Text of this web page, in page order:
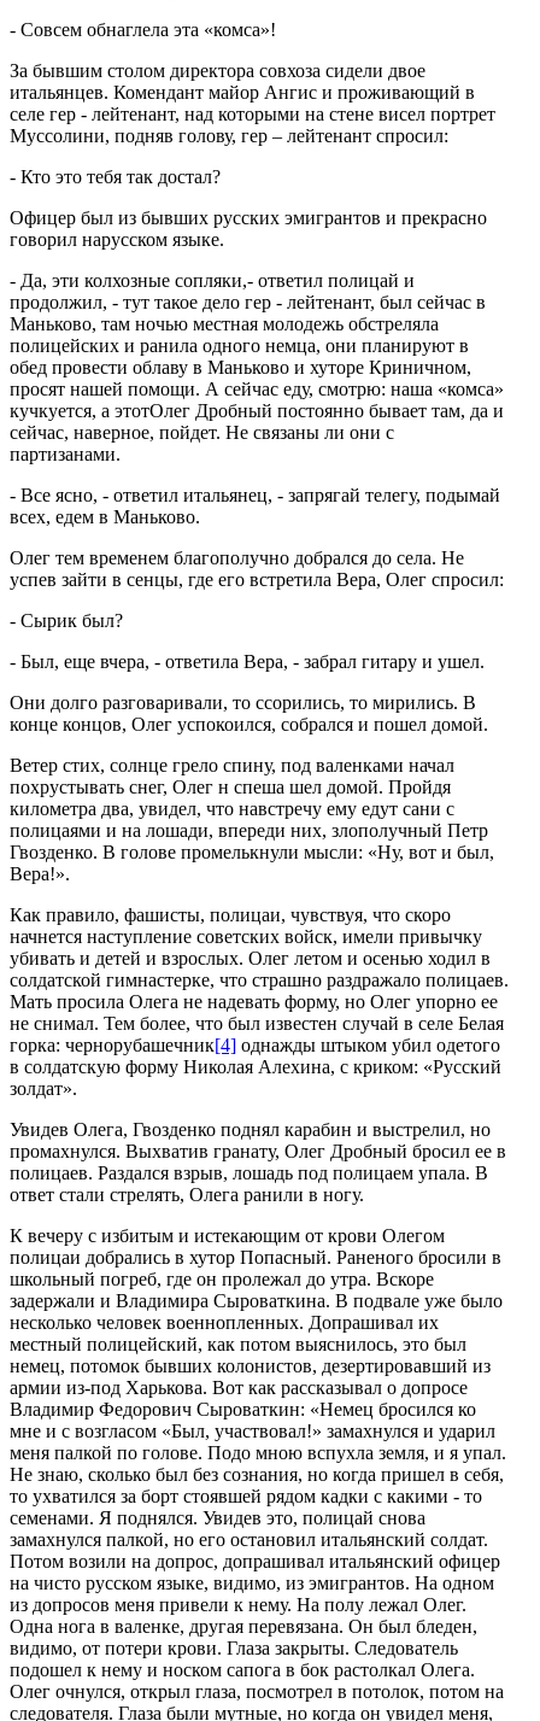
- Совсем обнаглела эта «комса»!
За бывшим столом директора совхоза сидели двое
итальянцев. Комендант майор Ангис и проживающий в
селе гер - лейтенант, над которыми на стене висел портрет
Муссолини, подняв голову, гер – лейтенант спросил:
- Кто это тебя так достал?
Офицер был из бывших русских эмигрантов и прекрасно
говорил нарусском языке.
- Да, эти колхозные сопляки,- ответил полицай и
продолжил, - тут такое дело гер - лейтенант, был сейчас в
Маньково, там ночью местная молодежь обстреляла
полицейских и ранила одного немца, они планируют в
обед провести облаву в Маньково и хуторе Криничном,
просят нашей помощи. А сейчас еду, смотрю: наша «комса»
кучкуется, а этотОлег Дробный постоянно бывает там, да и
сейчас, наверное, пойдет. Не связаны ли они с
партизанами.
- Все ясно, - ответил итальянец, - запрягай телегу, подымай
всех, едем в Маньково.
Олег тем временем благополучно добрался до села. Не
успев зайти в сенцы, где его встретила Вера, Олег спросил:
- Сырик был?
- Был, еще вчера, - ответила Вера, - забрал гитару и ушел.
Они долго разговаривали, то ссорились, то мирились. В
конце концов, Олег успокоился, собрался и пошел домой.
Ветер стих, солнце грело спину, под валенками начал
похрустывать снег, Олег н спеша шел домой. Пройдя
километра два, увидел, что навстречу ему едут сани с
полицаями и на лошади, впереди них, злополучный Петр
Гвозденко. В голове промелькнули мысли: «Ну, вот и был,
Вера!».
Как правило, фашисты, полицаи, чувствуя, что скоро
начнется наступление советских войск, имели привычку
убивать и детей и взрослых. Олег летом и осенью ходил в
солдатской гимнастерке, что страшно раздражало полицаев.
Мать просила Олега не надевать форму, но Олег упорно ее
не снимал. Тем более, что был известен случай в селе Белая
горка: чернорубашечник[4] однажды штыком убил одетого
в солдатскую форму Николая Алехина, с криком: «Русский
золдат».
Увидев Олега, Гвозденко поднял карабин и выстрелил, но
промахнулся. Выхватив гранату, Олег Дробный бросил ее в
полицаев. Раздался взрыв, лошадь под полицаем упала. В
ответ стали стрелять, Олега ранили в ногу.
К вечеру с избитым и истекающим от крови Олегом
полицаи добрались в хутор Попасный. Раненого бросили в
школьный погреб, где он пролежал до утра. Вскоре
задержали и Владимира Сыроваткина. В подвале уже было
несколько человек военнопленных. Допрашивал их
местный полицейский, как потом выяснилось, это был
немец, потомок бывших колонистов, дезертировавший из
армии из-под Харькова. Вот как рассказывал о допросе
Владимир Федорович Сыроваткин: «Немец бросился ко
мне и с возгласом «Был, участвовал!» замахнулся и ударил
меня палкой по голове. Подо мною вспухла земля, и я упал.
Не знаю, сколько был без сознания, но когда пришел в себя,
то ухватился за борт стоявшей рядом кадки с какими - то
семенами. Я поднялся. Увидев это, полицай снова
замахнулся палкой, но его остановил итальянский солдат.
Потом возили на допрос, допрашивал итальянский офицер
на чисто русском языке, видимо, из эмигрантов. На одном
из допросов меня привели к нему. На полу лежал Олег.
Одна нога в валенке, другая перевязана. Он был бледен,
видимо, от потери крови. Глаза закрыты. Следователь
подошел к нему и носком сапога в бок растолкал Олега.
Олег очнулся, открыл глаза, посмотрел в потолок, потом на
следователя. Глаза были мутные, но когда он увидел меня,